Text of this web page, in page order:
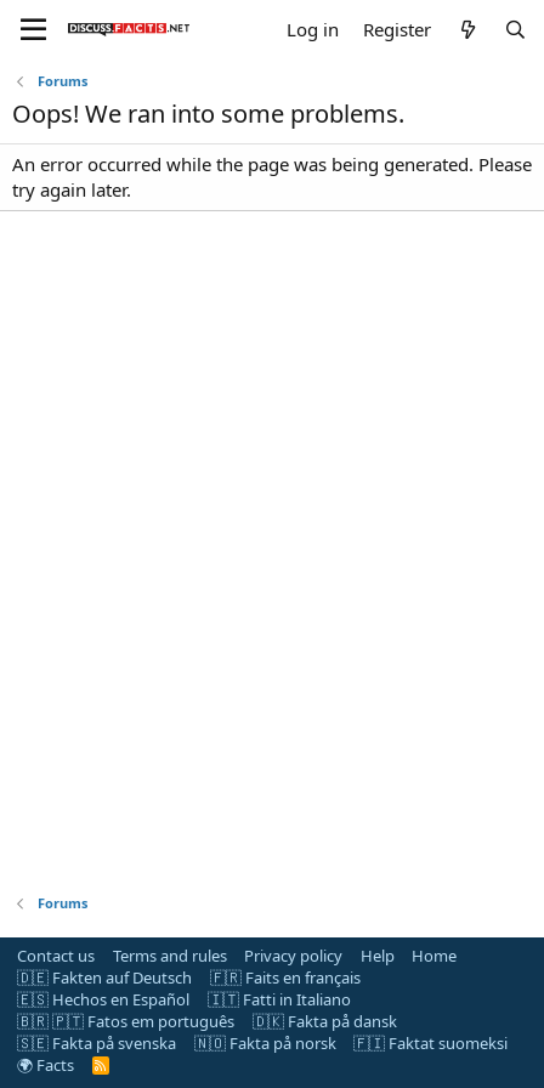
Log in Register
Forums
Oops! We ran into some problems.
An error occurred while the page was being generated. Please
try again later.
Forums
Contact us Terms and rules Privacy policy Help
Home
🇩🇪 Fakten auf Deutsch
🇫🇷 Faits en français
🇪🇸 Hechos en Español
🇮🇹 Fatti in Italiano
🇧🇷 🇵🇹 Fatos em português
🇩🇰 Fakta på dansk
🇸🇪 Fakta på svenska
🇳🇴 Fakta på norsk
🇫🇮 Faktat suomeksi
🌍 Facts
R